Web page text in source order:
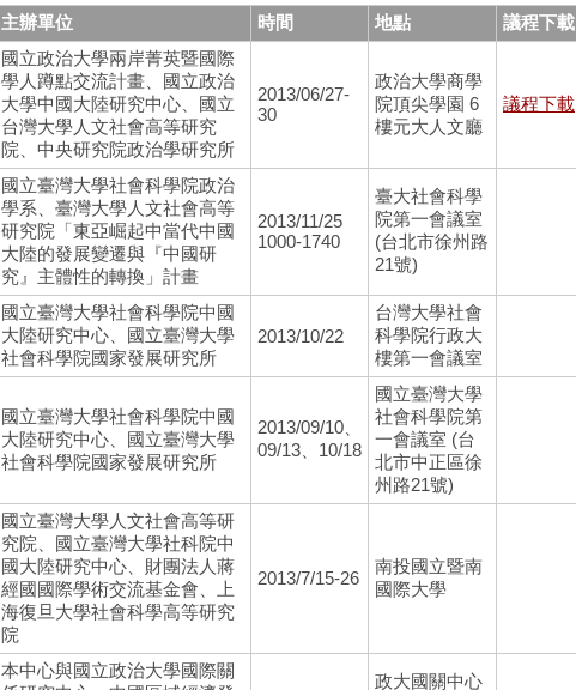
主辦單位 時間 地點 議程下載
國立政治大學兩岸菁英暨國際
學人蹲點交流計畫、國立政治
大學中國大陸研究中心、國立
台灣大學人文社會高等研究
院、中央研究院政治學研究所
2013/06/27-
30
政治大學商學
院頂尖學園 6
樓元大人文廳
議程下載
國立臺灣大學社會科學院政治
學系、臺灣大學人文社會高等
研究院「東亞崛起中當代中國
大陸的發展變遷與『中國研
究』主體性的轉換」計畫
2013/11/25
1000-1740
臺大社會科學
院第一會議室
(台北市徐州路
21號)
國立臺灣大學社會科學院中國
大陸研究中心、國立臺灣大學
社會科學院國家發展研究所
2013/10/22
台灣大學社會
科學院行政大
樓第一會議室
國立臺灣大學社會科學院中國
大陸研究中心、國立臺灣大學
社會科學院國家發展研究所
2013/09/10、
09/13、10/18
國立臺灣大學
社會科學院第
一會議室 (台
北市中正區徐
州路21號)
國立臺灣大學人文社會高等研
究院、國立臺灣大學社科院中
國大陸研究中心、財團法人蔣
經國國際學術交流基金會、上
海復旦大學社會科學高等研究
院
2013/7/15-26
南投國立暨南
國際大學
本中心與國立政治大學國際關
政大國關中心